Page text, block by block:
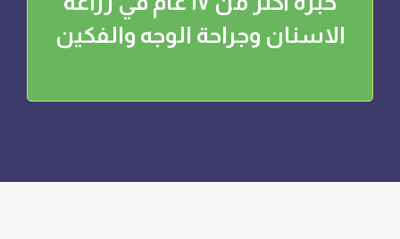
الاسنان وجراحة الوجه والفكين